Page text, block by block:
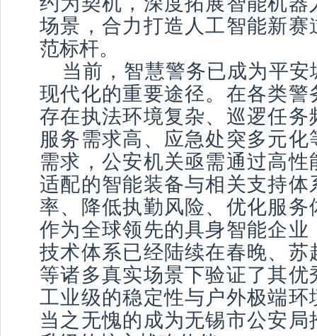
场景，合力打造人工智能新
范标杆。
当前，智慧警务已成为平
现代化的重要途径。在各类
存在执法环境复杂、巡逻任
服务需求高、应急处突多元
需求，公安机关亟需通过高
适配的智能装备与相关支持
率、降低执勤风险、优化服
作为全球领先的具身智能企
技术体系已经陆续在春晚、
等诸多真实场景下验证了其
工业级的稳定性与户外极端
当之无愧的成为无锡市公安